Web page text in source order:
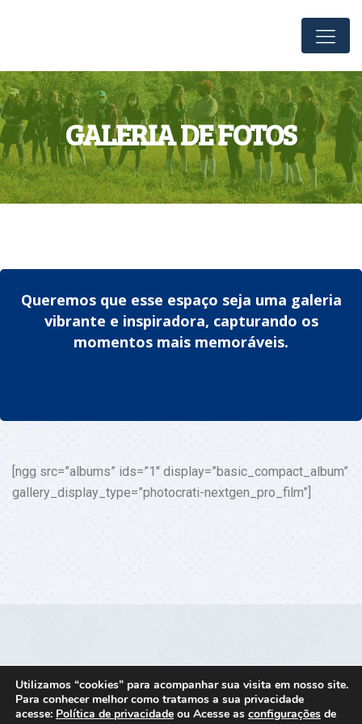
GALERIA DE FOTOS
Queremos que esse espaço seja uma galeria
vibrante e inspiradora, capturando os
momentos mais memoráveis.
[ngg src=”albums” ids=”1″ display=”basic_compact_album”
gallery_display_type=”photocrati-nextgen_pro_film”]
© 2023, bororos - Grupo Escoteiro e Núcleo
Utilizamos “cookies” para acompanhar sua visita em nosso site.
Para conhecer melhor como tratamos a sua privacidade
acesse: Política de privacidade ou Acesse as configurações de